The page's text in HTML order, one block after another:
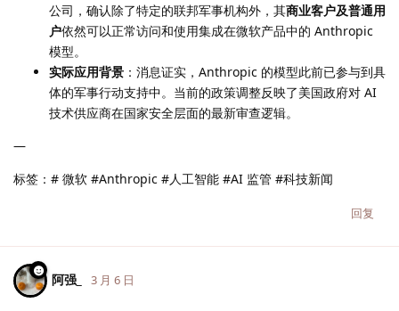
公司，确认除了特定的联邦军事机构外，其商业客户及普通用
户依然可以正常访问和使用集成在微软产品中的 Anthropic
模型。
实际应用背景 ：消息证实，Anthropic 的模型此前已参与到具
体的军事行动支持中。当前的政策调整反映了美国政府对 AI
技术供应商在国家安全层面的最新审查逻辑。
—
标签：# 微软 #Anthropic #人工智能 #AI 监管 #科技新闻
回复
阿强_ 3 月 6 日